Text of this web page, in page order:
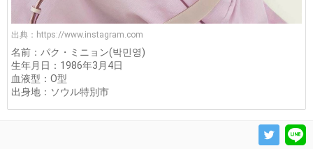
出典： https://www.instagram.com
名前：パク・ミニョン(박민영)
生年月日：1986年3月4日
血液型：O型
出身地：ソウル特別市